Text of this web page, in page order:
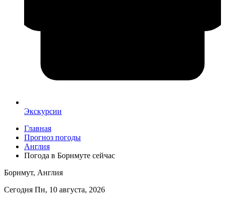
Экскурсии
Главная
Прогноз погоды
Англия
Погода в Борнмуте сейчас
Борнмут, Англия
Сегодня Пн, 10 августа, 2026